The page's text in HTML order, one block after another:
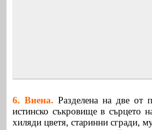
6. Виена. Разделена на две от
истинско съкровище в сърцето
хиляди цветя, старинни сгради,